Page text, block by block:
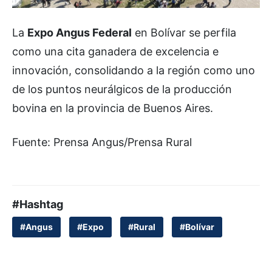
La Expo Angus Federal en Bolívar se perfila
como una cita ganadera de excelencia e
innovación, consolidando a la región como uno
de los puntos neurálgicos de la producción
bovina en la provincia de Buenos Aires.
Fuente: Prensa Angus/Prensa Rural
#Hashtag
#Angus #Expo #Rural #Bolívar